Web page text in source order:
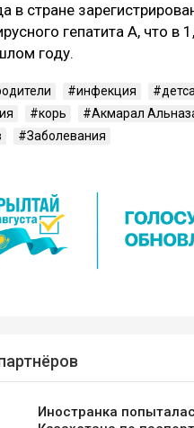
в стране
гепатита А, что в
году.
инфекция
корь
Акмарал
Заболевания